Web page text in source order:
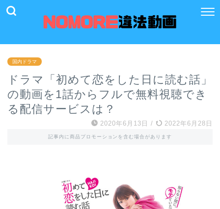
国内ドラマ
ドラマ「初めて恋をした日に読む話」
の動画を1話からフルで無料視聴でき
る配信サービスは？
2020年6月13日 / 2022年6月28日
記事内に商品プロモーションを含む場合があります